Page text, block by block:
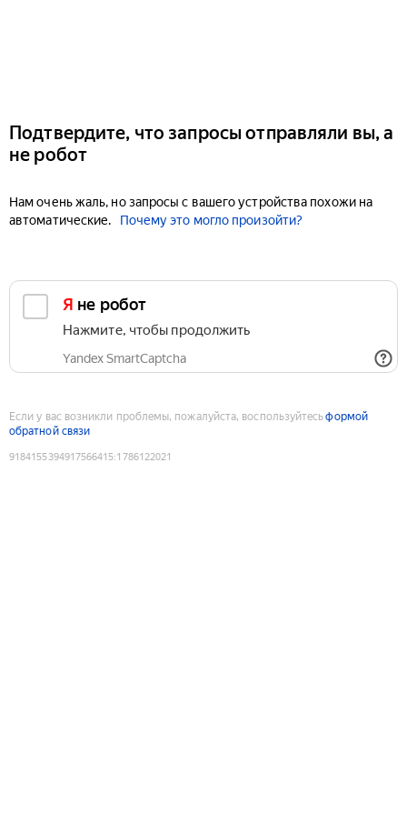
Подтвердите, что запросы отправляли вы, а
не робот
Нам очень жаль, но запросы с вашего устройства похожи на
автоматические.
Почему это могло произойти?
Я не робот
Нажмите, чтобы продолжить
Yandex SmartCaptcha
Если у вас возникли проблемы, пожалуйста, воспользуйтесьформой
обратной связи
9184155394917566415:1786122021